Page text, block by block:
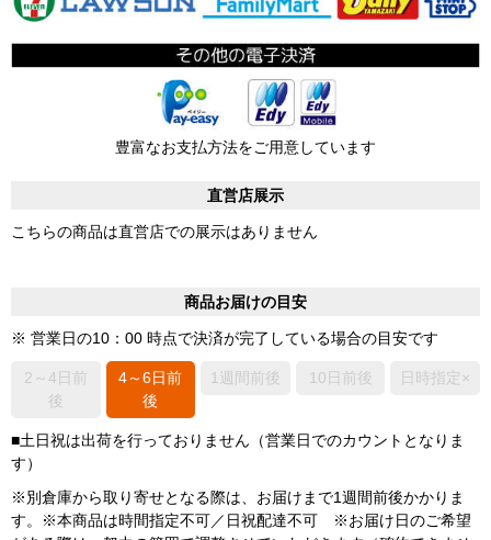
豊富なお支払方法をご用意しています
直営店展示
こちらの商品は直営店での展示はありません
商品お届けの目安
※ 営業日の10：00 時点で決済が完了している場合の目安です
2～4日前
後
4～6日前
後
1週間前後 10日前後 日時指定×
■土日祝は出荷を行っておりません（営業日でのカウントとなりま
す）
※別倉庫から取り寄せとなる際は、お届けまで1週間前後かかりま
す。※本商品は時間指定不可／日祝配達不可 ※お届け日のご希望